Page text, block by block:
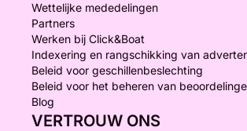
Wettelijke mededelingen
Partners
Werken bij Click&Boat
Indexering en rangschikking van
Beleid voor geschillenbeslechting
Beleid voor het beheren van
Blog
VERTROUW ONS